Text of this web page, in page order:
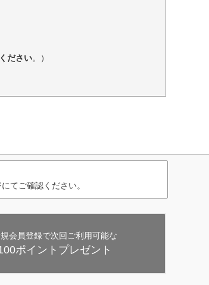
ださい。）
てご確認ください。
会員登録で次回ご利用可能な
ポイントプレゼント